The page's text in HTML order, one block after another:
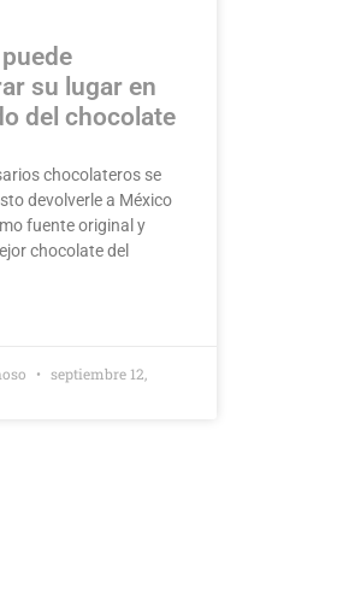
su lugar en
del chocolate
chocolateros se
devolverle a México
fuente original y
chocolate del
septiembre 12,